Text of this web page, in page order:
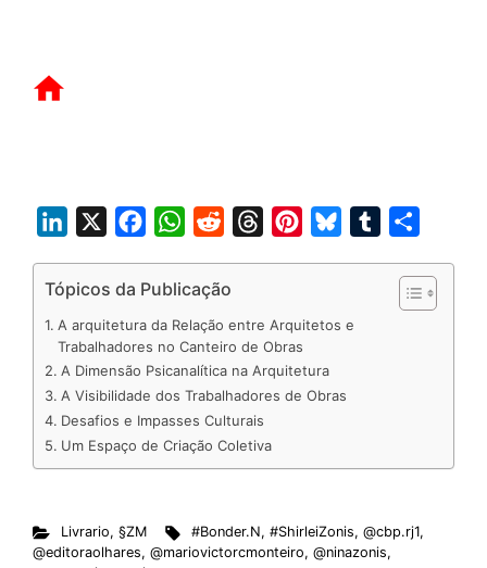
n
e
d
I
n
c
b
o
o
k
W
a
s
A
p
d
i
t
a
d
s
r
e
t
y
a
r
Tópicos da Publicação
A arquitetura da Relação entre Arquitetos e
Trabalhadores no Canteiro de Obras
A Dimensão Psicanalítica na Arquitetura
A Visibilidade dos Trabalhadores de Obras
Desafios e Impasses Culturais
Um Espaço de Criação Coletiva
Livrario, §ZM #Bonder.N,#ShirleiZonis,@cbp.rj1,
@editoraolhares, @mariovictorcmonteiro, @ninazonis,